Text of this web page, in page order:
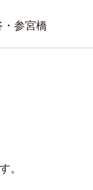
参宮橋
。